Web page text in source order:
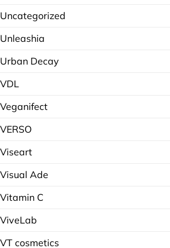
Uncategorized
Unleashia
Urban Decay
VDL
Veganifect
VERSO
Viseart
Visual Ade
Vitamin C
ViveLab
VT cosmetics